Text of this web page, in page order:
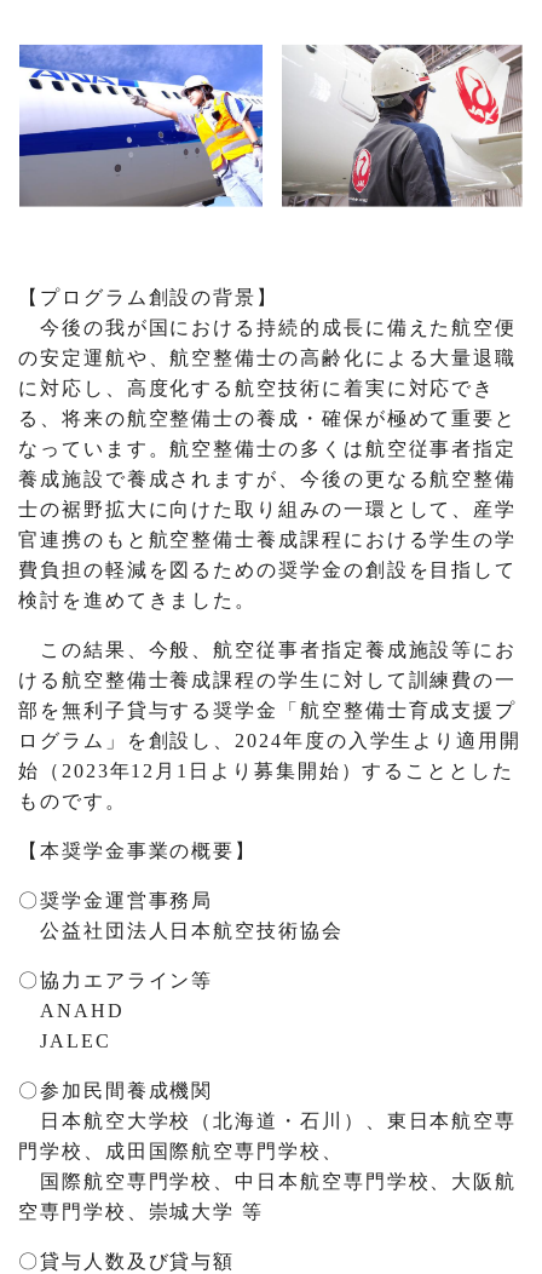
【プログラム創設の背景】
今後の我が国における持続的成長に備えた航空便
の安定運航や、航空整備士の高齢化による大量退職
に対応し、高度化する航空技術に着実に対応でき
る、将来の航空整備士の養成・確保が極めて重要と
なっています。航空整備士の多くは航空従事者指定
養成施設で養成されますが、今後の更なる航空整備
士の裾野拡大に向けた取り組みの一環として、産学
官連携のもと航空整備士養成課程における学生の学
費負担の軽減を図るための奨学金の創設を目指して
検討を進めてきました。
この結果、今般、航空従事者指定養成施設等にお
ける航空整備士養成課程の学生に対して訓練費の一
部を無利子貸与する奨学金「航空整備士育成支援プ
ログラム」を創設し、2024年度の入学生より適用開
始（2023年12月1日より募集開始）することとした
ものです。
【本奨学金事業の概要】
〇奨学金運営事務局
公益社団法人日本航空技術協会
〇協力エアライン等
ANAHD
JALEC
〇参加民間養成機関
日本航空大学校（北海道・石川）、東日本航空専
門学校、成田国際航空専門学校、
国際航空専門学校、中日本航空専門学校、大阪航
空専門学校、崇城大学 等
〇貸与人数及び貸与額